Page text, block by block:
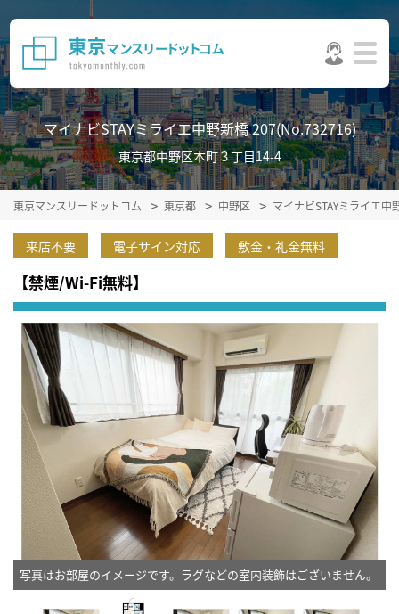
マイナビSTAYミライエ中野新橋 207(No.732716)
東京都中野区本町３丁目14-4
東京マンスリードットコム 東京都 中野区 マイナビSTAYミライエ中
来店不要 電子サイン対応 敷金・礼金無料
【禁煙/Wi-Fi無料】
写真はお部屋のイメージです。ラグなどの室内装飾はございません。